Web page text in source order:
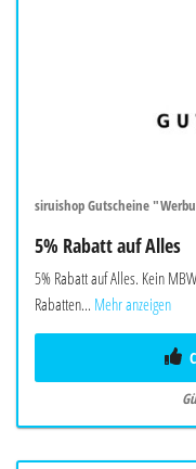
siruishop Gutscheine
5% Rabatt auf Alles
5% Rabatt auf Alles. Kein
Rabatten... Mehr anzeigen